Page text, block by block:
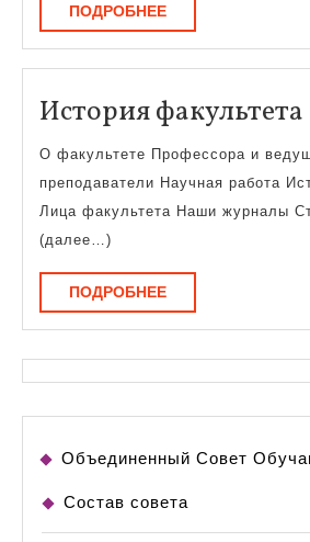
ПОДРОБНЕЕПОДРОБНЕЕ
История факультета
О факультете Профессора и
преподаватели Научная работа
Лица факультета Наши журналы
(далее…)
ПОДРОБНЕЕПОДРОБНЕЕ
Объединенный Совет
Состав совета